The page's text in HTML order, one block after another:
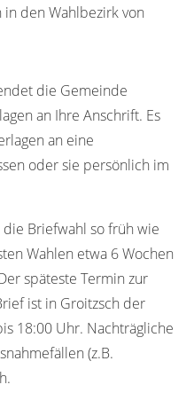
den Wahlbezirk von
die Gemeinde
an Ihre Anschrift. Es
an eine
oder sie persönlich im
Briefwahl so früh wie
Wahlen etwa 6 Wochen
späteste Termin zur
ist in Groitzsch der
18:00 Uhr. Nachträgliche
(z.B.